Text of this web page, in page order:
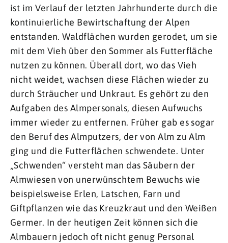
ist im Verlauf der letzten Jahrhunderte durch die
kontinuierliche Bewirtschaftung der Alpen
entstanden. Waldflächen wurden gerodet, um sie
mit dem Vieh über den Sommer als Futterfläche
nutzen zu können. Überall dort, wo das Vieh
nicht weidet, wachsen diese Flächen wieder zu
durch Sträucher und Unkraut. Es gehört zu den
Aufgaben des Almpersonals, diesen Aufwuchs
immer wieder zu entfernen. Früher gab es sogar
den Beruf des Almputzers, der von Alm zu Alm
ging und die Futterflächen schwendete. Unter
„Schwenden“ versteht man das Säubern der
Almwiesen von unerwünschtem Bewuchs wie
beispielsweise Erlen, Latschen, Farn und
Giftpflanzen wie das Kreuzkraut und den Weißen
Germer. In der heutigen Zeit können sich die
Almbauern jedoch oft nicht genug Personal